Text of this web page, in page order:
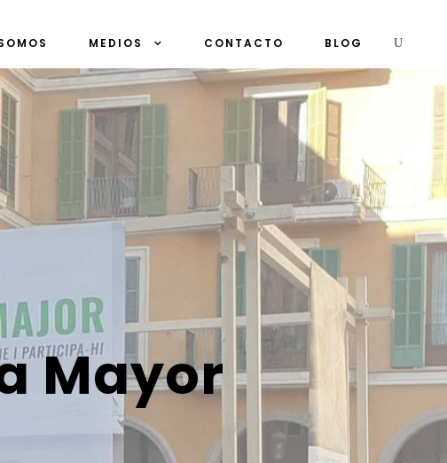
MEDIOS CONTACTO BLOG
Mayor